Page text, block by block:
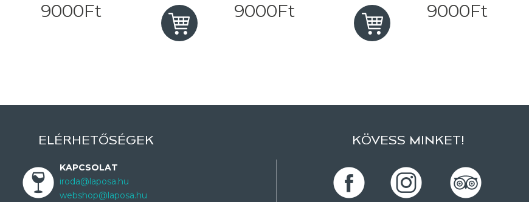
9000Ft 9000Ft 9000Ft
ELÉRHETŐSÉGEK
KAPCSOLAT
iroda@laposa.hu
webshop@laposa.hu
KÖVESS MINKET!